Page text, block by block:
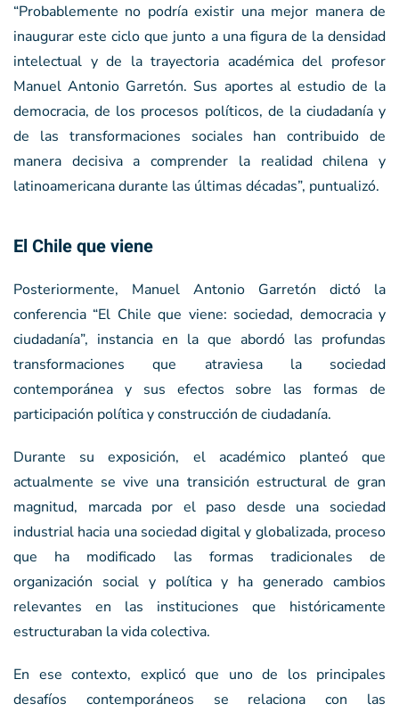
“Probablemente no podría existir una mejor manera de
inaugurar este ciclo que junto a una figura de la densidad
intelectual y de la trayectoria académica del profesor
Manuel Antonio Garretón. Sus aportes al estudio de la
democracia, de los procesos políticos, de la ciudadanía y
de las transformaciones sociales han contribuido de
manera decisiva a comprender la realidad chilena y
latinoamericana durante las últimas décadas”, puntualizó.
El Chile que viene
Posteriormente, Manuel Antonio Garretón dictó la
conferencia “El Chile que viene: sociedad, democracia y
ciudadanía”, instancia en la que abordó las profundas
transformaciones que atraviesa la sociedad
contemporánea y sus efectos sobre las formas de
participación política y construcción de ciudadanía.
Durante su exposición, el académico planteó que
actualmente se vive una transición estructural de gran
magnitud, marcada por el paso desde una sociedad
industrial hacia una sociedad digital y globalizada, proceso
que ha modificado las formas tradicionales de
organización social y política y ha generado cambios
relevantes en las instituciones que históricamente
estructuraban la vida colectiva.
En ese contexto, explicó que uno de los principales
desafíos contemporáneos se relaciona con las